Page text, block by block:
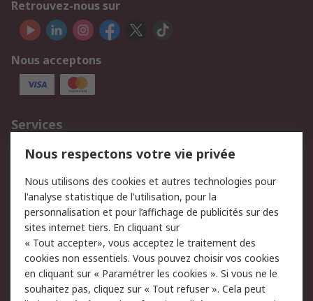
Retrouvez-nous sur
Nous acceptons
Services
750.000 produits
2.500 marques
Retours
Support technique
Track & trace
Legal
Politique de cookies
Sécurité des e-mails
Politique de protection
Conditions générales
Nous respectons votre vie privée
Nous utilisons des cookies et autres technologies pour
l'analyse statistique de l'utilisation, pour la
personnalisation et pour l’affichage de publicités sur des
sites internet tiers. En cliquant sur
« Tout accepter», vous acceptez le traitement des
cookies non essentiels. Vous pouvez choisir vos cookies
en cliquant sur « Paramétrer les cookies ». Si vous ne le
souhaitez pas, cliquez sur « Tout refuser ». Cela peut